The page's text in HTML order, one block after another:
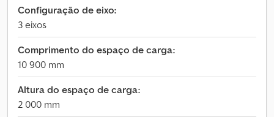
Configuração de eixo:
3 eixos
Comprimento do espaço de carga:
10 900 mm
Altura do espaço de carga:
2 000 mm